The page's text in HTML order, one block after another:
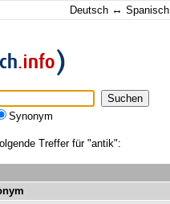
Deutsch ↔ Spanisch
Synonym
Treffer für "antik":